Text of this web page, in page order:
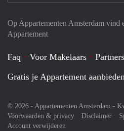
Op Appartementen Amsterdam
Appartement
Faq Voor Makelaars
Partners
Gratis je Appartement
© 2026 - Appartementen Amsterdam -
Voorwaarden & privacy
Disclaimer
Account verwijderen